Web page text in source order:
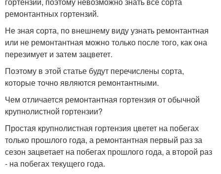
ремонтантных гортензий.
Не зная сорта, по внешнему виду узнать ремонтантная
или не ремонтантная можно только после того, как она
перезимует и затем зацветет.
Поэтому в этой статье будут перечислены сорта,
которые точно являются ремонтантными.
Чем отличается ремонтантная гортензия от обычной
крупнолистной гортензии?
Простая крупнолистная гортензия цветет на побегах
только прошлого года, а ремонтантная первый раз за
сезон зацветает на побегах прошлого года, а второй раз
- на побегах текущего года.